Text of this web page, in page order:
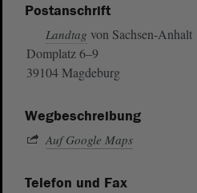
Postanschrift
Landtag von Sachsen-Anhalt
Domplatz 6–9
39104 Magdeburg
Wegbeschreibung
Auf Google Maps
Telefon und Fax